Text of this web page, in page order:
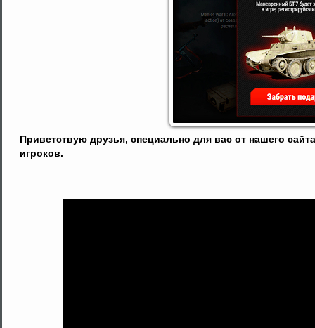
Приветствую друзья, специально для вас от нашего
игроков.